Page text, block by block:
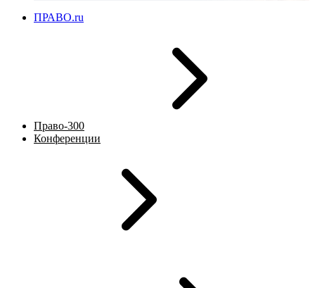
ПРАВО.ru
Право-300
Конференции